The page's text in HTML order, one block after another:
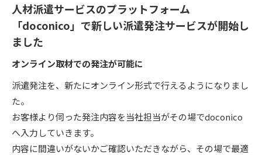
人材派遣サービスのプラットフォーム
「doconico」で新しい派遣発注サービスが開始し
ました
オンライン取材での発注が可能に
派遣発注を、新たにオンライン形式で行えるようになりまし
た。
お客様より伺った発注内容を当社担当がその場でdoconico
へ入力していきます。
内容に間違いがないかご確認いただきながら、その場で最適